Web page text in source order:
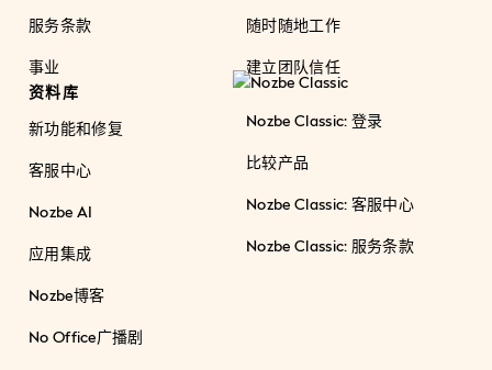
服务条款
事业
随时随地工作
建立团队信任
资料库
新功能和修复
客服中心
Nozbe AI
应用集成
Nozbe博客
No Office广播剧
Nozbe Classic: 登录
比较产品
Nozbe Classic: 客服中心
Nozbe Classic: 服务条款